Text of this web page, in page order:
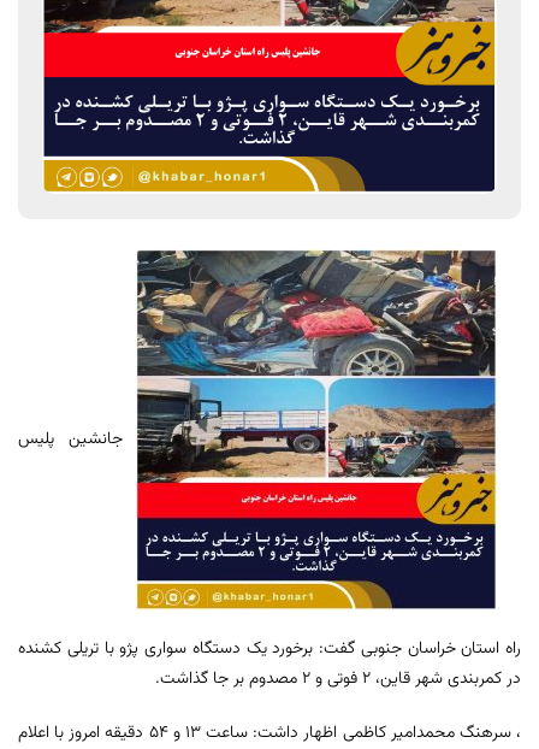
جانشین پلیس
راه استان خراسان جنوبی گفت: برخورد یک دستگاه سواری پژو با تریلی کشنده
در کمربندی شهر قاین، ٢ فوتی و ٢ مصدوم بر جا گذاشت.
، سرهنگ محمدامیر کاظمی اظهار داشت: ساعت ١٣ و ۵۴ دقیقه امروز با اعلام